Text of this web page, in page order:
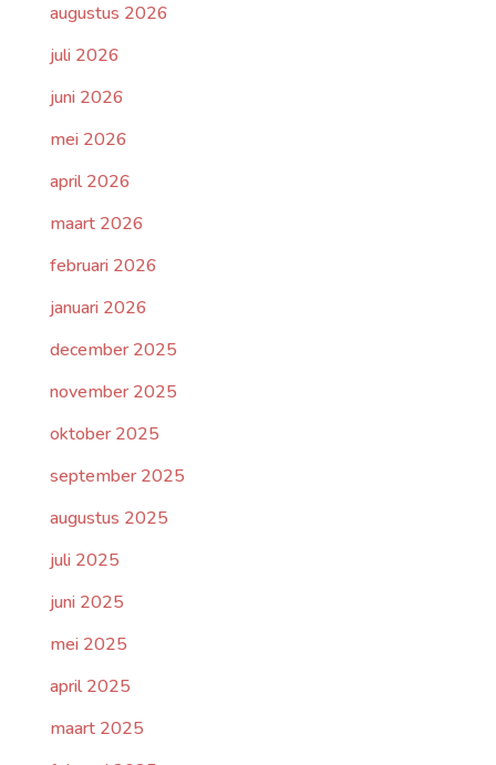
augustus 2026
juli 2026
juni 2026
mei 2026
april 2026
maart 2026
februari 2026
januari 2026
december 2025
november 2025
oktober 2025
september 2025
augustus 2025
juli 2025
juni 2025
mei 2025
april 2025
maart 2025